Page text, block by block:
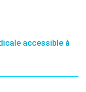
accessible à